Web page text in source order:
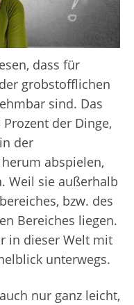
dass für
grobstofflichen
sind. Das
der Dinge,
der
abspielen,
Weil sie außerhalb
bzw. des
Bereiches liegen.
in dieser Welt mit
unterwegs.
nur ganz leicht,